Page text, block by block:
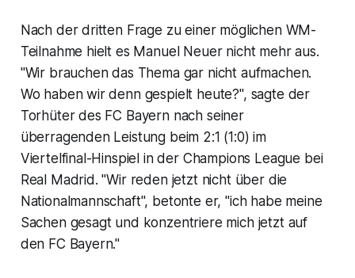
Nach der dritten Frage zu einer möglichen WM-
Teilnahme hielt es Manuel Neuer nicht mehr aus.
"Wir brauchen das Thema gar nicht aufmachen.
Wo haben wir denn gespielt heute?", sagte der
Torhüter des FC Bayern nach seiner
überragenden Leistung beim 2:1 (1:0) im
Viertelfinal-Hinspiel in der Champions League bei
Real Madrid. "Wir reden jetzt nicht über die
Nationalmannschaft", betonte er, "ich habe meine
Sachen gesagt und konzentriere mich jetzt auf
den FC Bayern."